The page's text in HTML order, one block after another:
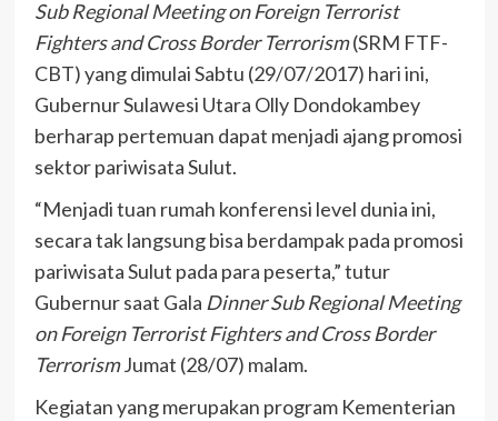
Sub Regional Meeting on Foreign Terrorist
Fighters and Cross Border Terrorism(SRM FTF-
CBT) yang dimulai Sabtu (29/07/2017) hari ini,
Gubernur Sulawesi Utara Olly Dondokambey
berharap pertemuan dapat menjadi ajang promosi
sektor pariwisata Sulut.
“Menjadi tuan rumah konferensi level dunia ini,
secara tak langsung bisa berdampak pada promosi
pariwisata Sulut pada para peserta,” tutur
Gubernur saat Gala Dinner Sub Regional Meeting
on Foreign Terrorist Fighters and Cross Border
TerrorismJumat (28/07) malam.
Kegiatan yang merupakan program Kementerian